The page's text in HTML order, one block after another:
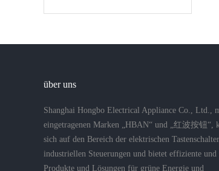
über uns
Shanghai Hongbo Electrical Appliance Co., Ltd.,
eingetragenen Marken „HBAN“ und „红波按钮“,
sich auf den Bereich der elektrischen
industriellen Steuerungen und bietet effiziente und
Produkte und Lösungen für grüne Energie und